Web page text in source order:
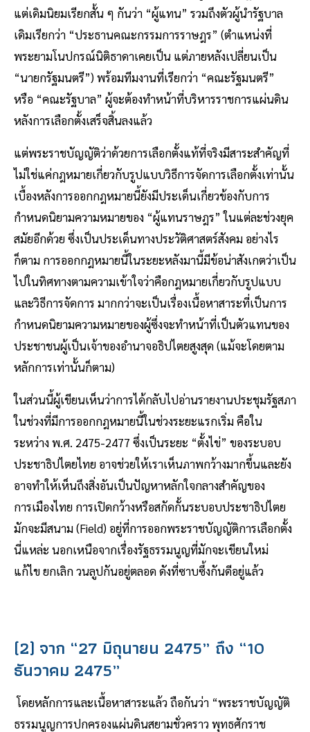
แต่เดิมนิยมเรียกสั้น ๆ กันว่า “ผู้แทน” รวมถึงตัวผู้นำรัฐบาล
เดิมเรียกว่า “ประธานคณะกรรมการราษฎร” (ตำแหน่งที่
พระยามโนปกรณ์นิติธาดาเคยเป็น แต่ภายหลังเปลี่ยนเป็น
“นายกรัฐมนตรี”) พร้อมทีมงานที่เรียกว่า “คณะรัฐมนตรี”
หรือ “คณะรัฐบาล” ผู้จะต้องทำหน้าที่บริหารราชการแผ่นดิน
หลังการเลือกตั้งเสร็จสิ้นลงแล้ว
แต่พระราชบัญญัติว่าด้วยการเลือกตั้งแท้ที่จริงมีสาระสำคัญที่
ไม่ใช่แค่กฎหมายเกี่ยวกับรูปแบบวิธีการจัดการเลือกตั้งเท่านั้น
เบื้องหลังการออกกฎหมายนี้ยังมีประเด็นเกี่ยวข้องกับการ
กำหนดนิยามความหมายของ “ผู้แทนราษฎร” ในแต่ละช่วงยุค
สมัยอีกด้วย ซึ่งเป็นประเด็นทางประวัติศาสตร์สังคม อย่างไร
ก็ตาม การออกกฎหมายนี้ในระยะหลังมานี้มีข้อน่าสังเกตว่าเป็น
ไปในทิศทางตามความเข้าใจว่าคือกฎหมายเกี่ยวกับรูปแบบ
และวิธีการจัดการ มากกว่าจะเป็นเรื่องเนื้อหาสาระที่เป็นการ
กำหนดนิยามความหมายของผู้ซึ่งจะทำหน้าที่เป็นตัวแทนของ
ประชาชนผู้เป็นเจ้าของอำนาจอธิปไตยสูงสุด (แม้จะโดยตาม
หลักการเท่านั้นก็ตาม)
ในส่วนนี้ผู้เขียนเห็นว่าการได้กลับไปอ่านรายงานประชุมรัฐสภา
ในช่วงที่มีการออกกฎหมายนี้ในช่วงระยะแรกเริ่ม คือใน
ระหว่าง พ.ศ. 2475-2477 ซึ่งเป็นระยะ “ตั้งไข่” ของระบอบ
ประชาธิปไตยไทย อาจช่วยให้เราเห็นภาพกว้างมากขึ้นและยัง
อาจทำให้เห็นถึงสิ่งอันเป็นปัญหาหลักใจกลางสำคัญของ
การเมืองไทย การเปิดกว้างหรือสกัดกั้นระบอบประชาธิปไตย
มักจะมีสนาม (Field) อยู่ที่การออกพระราชบัญญัติการเลือกตั้ง
นี่แหล่ะ นอกเหนือจากเรื่องรัฐธรรมนูญที่มักจะเขียนใหม่
แก้ไข ยกเลิก วนลูปกันอยู่ตลอด ดังที่ซาบซึ้งกันดีอยู่แล้ว
(2) จาก “27 มิถุนายน 2475” ถึง “10
ธันวาคม 2475”
โดยหลักการและเนื้อหาสาระแล้ว ถือกันว่า “พระราชบัญญัติ
ธรรมนูญการปกครองแผ่นดินสยามชั่วคราว พุทธศักราช